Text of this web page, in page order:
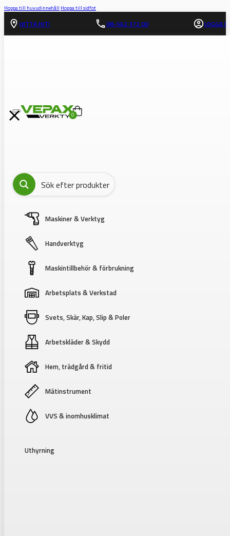
Hoppa till huvudinnehåll Hoppa till sidfot
HITTA HIT! 08-562 372 00 LOGGA IN
0
Maskiner & Verktyg
Handverktyg
Maskintillbehör & förbrukning
Arbetsplats & Verkstad
Svets, Skär, Kap, Slip & Poler
Arbetskläder & Skydd
Hem, trädgård & fritid
Mätinstrument
VVS & inomhusklimat
Uthyrning